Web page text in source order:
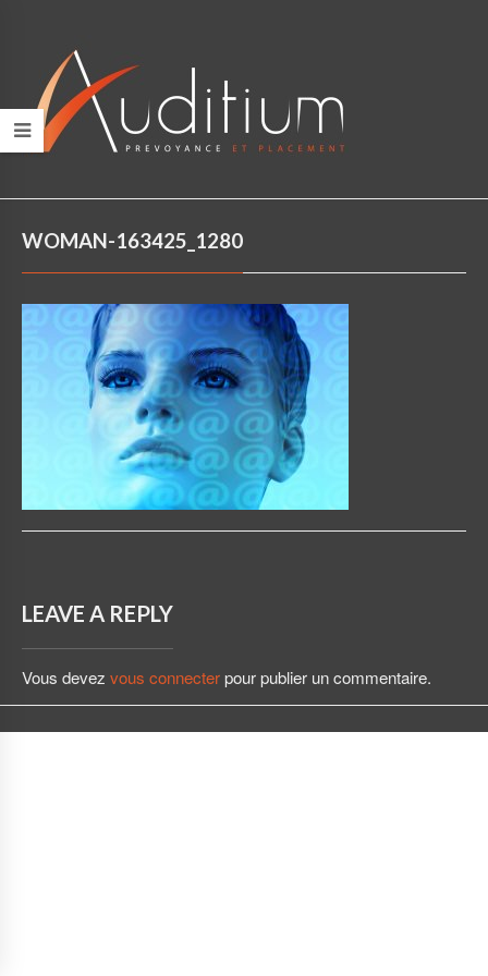
WOMAN-163425_1280
LEAVE A REPLY
Vous devez vous connecterpour publier un commentaire.